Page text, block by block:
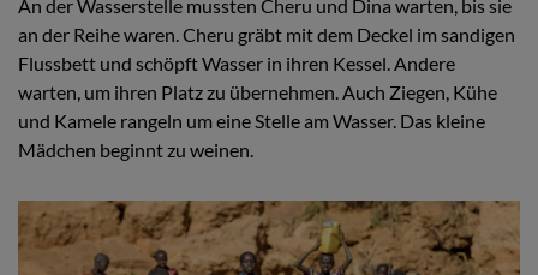
An der Wasserstelle mussten Cheru und Dina warten, bis sie
an der Reihe waren. Cheru gräbt mit dem Deckel im sandigen
Flussbett und schöpft Wasser in ihren Kessel. Andere
warten, um ihren Platz zu übernehmen. Auch Ziegen, Kühe
und Kamele rangeln um eine Stelle am Wasser. Das kleine
Mädchen beginnt zu weinen.